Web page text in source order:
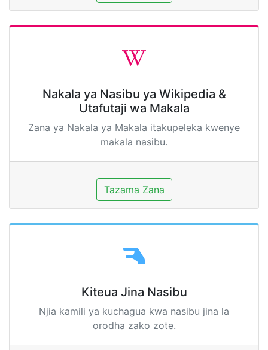
Nakala ya Nasibu ya Wikipedia &
Utafutaji wa Makala
Zana ya Nakala ya Makala itakupeleka kwenye
makala nasibu.
Tazama Zana
Kiteua Jina Nasibu
Njia kamili ya kuchagua kwa nasibu jina la
orodha zako zote.